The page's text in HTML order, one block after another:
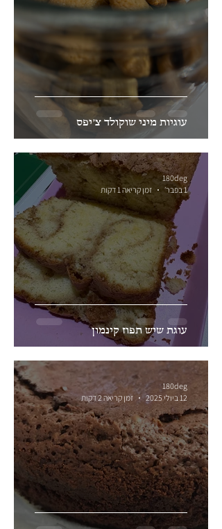
עוגיות מיני שוקולד צ׳יפס
עוגת שיש תפוז קינמון
180deg
1 בפבר׳
זמן קריאה 1 דקות
180deg
12 ביולי 2025
זמן קריאה 2 דקות